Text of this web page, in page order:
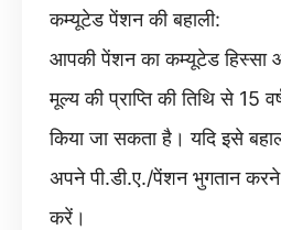
कम्यूटेड पेंशन की बहाली:
आपकी पेंशन का कम्यूटेड
मूल्य की प्राप्ति की तिथि से 15
किया जा सकता है। यदि इसे
अपने पी.डी.ए./पेंशन भुगतान
करें।